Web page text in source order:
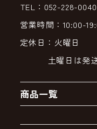
TEL：052-228-0040
営業時間：10:00-
定休日：火曜日
土曜日は発
商品一覧